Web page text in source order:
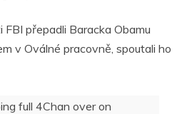
FBI přepadli Baracka Obamu
v Oválné pracovně, spoutali ho
full 4Chan over on